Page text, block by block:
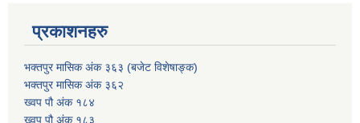
प्रकाशनहरु
भक्तपुर मासिक अंक ३६३ (बजेट विशेषाङ्क)
भक्तपुर मासिक अंक ३६२
ख्वप पौ अंक १८४
ख्वप पौ अंक १८३